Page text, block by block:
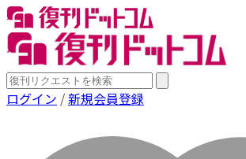
ログイン /新規会員登録